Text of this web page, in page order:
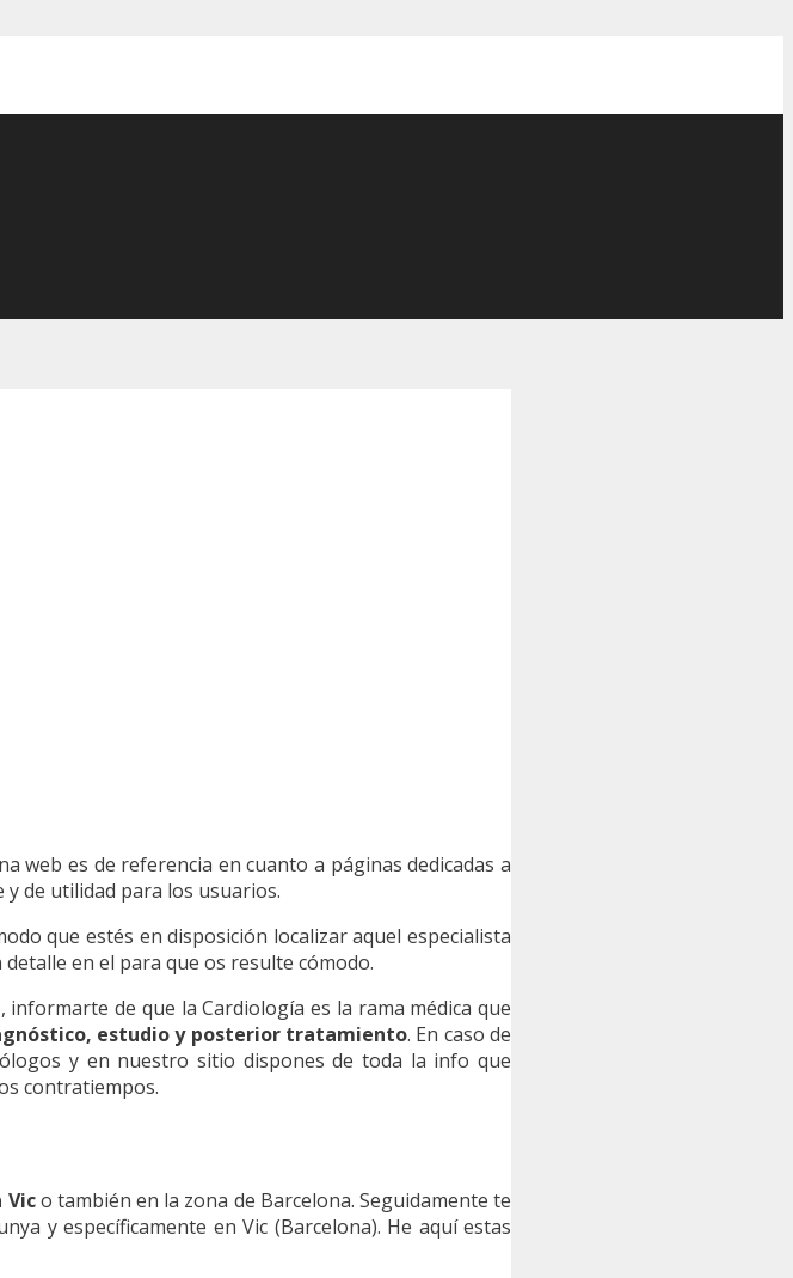
web es de referencia en cuanto a páginas dedicadas a
de utilidad para los usuarios.
que estés en disposición localizar aquel especialista
en el para que os resulte cómodo.
informarte de que la Cardiología es la rama médica que
estudio y posterior tratamiento. En caso de
y en nuestro sitio dispones de toda la info que
contratiempos.
Vico también en la zona de Barcelona. Seguidamente te
y específicamente en Vic (Barcelona). He aquí estas